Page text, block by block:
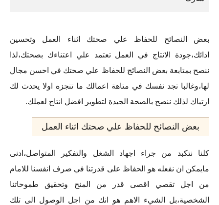
بعض النصائح للحفاظ علي صحتك اثناء العمل وتحسين
ادائك،جودة الانتاج في العمل تعتمد علي اعتناءك بصحتك،لذا
ننصح بمتابعة بعض النصائج للحفاظ علي صحتك في احسن مجال
لها،وغالبا تجد نفسك في متاهة اعمالك ما تنجزه اولا يحدث لك
ارتباك لذلك ننصح بالصحة الجيدة لتطوير افضل انتاج لعملك.
بعض النصائح للحفاظ علي صحتك اثناء العمل
كلنا نتكبد من جراء اجهاد الشغل والتفكير المتواصل،ادنى
مايمكن ان نفعله هو الحفاظ على قدرتنا في صرف انفسنا للامام
من اجل تقصي اقصى قدر من المنح وتحقيق طموحاتنا
الشخصية،بل الشيء الاهم هو انك من اجل الوصول الى تلك